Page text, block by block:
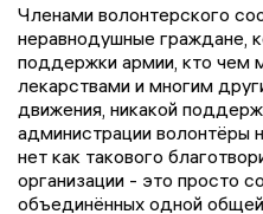
Членами волонтерского
неравнодушные граждане,
поддержки армии, кто чем
лекарствами и многим
движения, никакой
администрации волонтёры
нет как такового
организации - это просто
объединённых одной